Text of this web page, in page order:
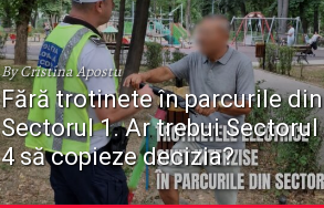
By Cristina Apostu
Fără trotinete în parcurile din
Sectorul 1. Ar trebui Sectorul
4 să copieze decizia?
Decizia recentă a Consiliului Local Sector 1 de a